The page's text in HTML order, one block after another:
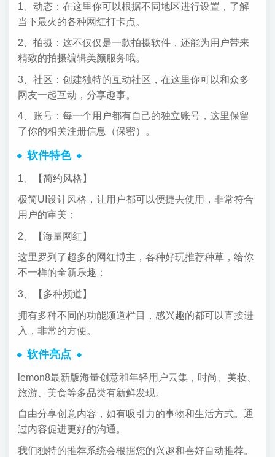
1、动态：在这里你可以根据不同地区进行设置，了解
当下最火的各种网红打卡点。
2、拍摄：这不仅仅是一款拍摄软件，还能为用户带来
精致的拍摄编辑美颜服务哦。
3、社区：创建独特的互动社区，在这里你可以和众多
网友一起互动，分享趣事。
4、账号：每一个用户都有自己的独立账号，这里保留
了你的相关注册信息（保密）。
软件特色
1、【简约风格】
极简UI设计风格，让用户都可以便捷去使用，非常符合
用户的审美；
2、【海量网红】
这里罗列了超多的网红博主，各种好玩推荐种草，给你
不一样的全新乐趣；
3、【多种频道】
拥有多种不同的功能频道栏目，感兴趣的都可以直接进
入，非常的方便。
软件亮点
lemon8最新版海量创意和年轻用户云集，时尚、美妆、
旅游、美食等多品类有新鲜发现。
自由分享创意内容，如有吸引力的事物和生活方式。通
过内容促进更好的沟通。
我们独特的推荐系统会根据您的兴趣和喜好自动推荐。